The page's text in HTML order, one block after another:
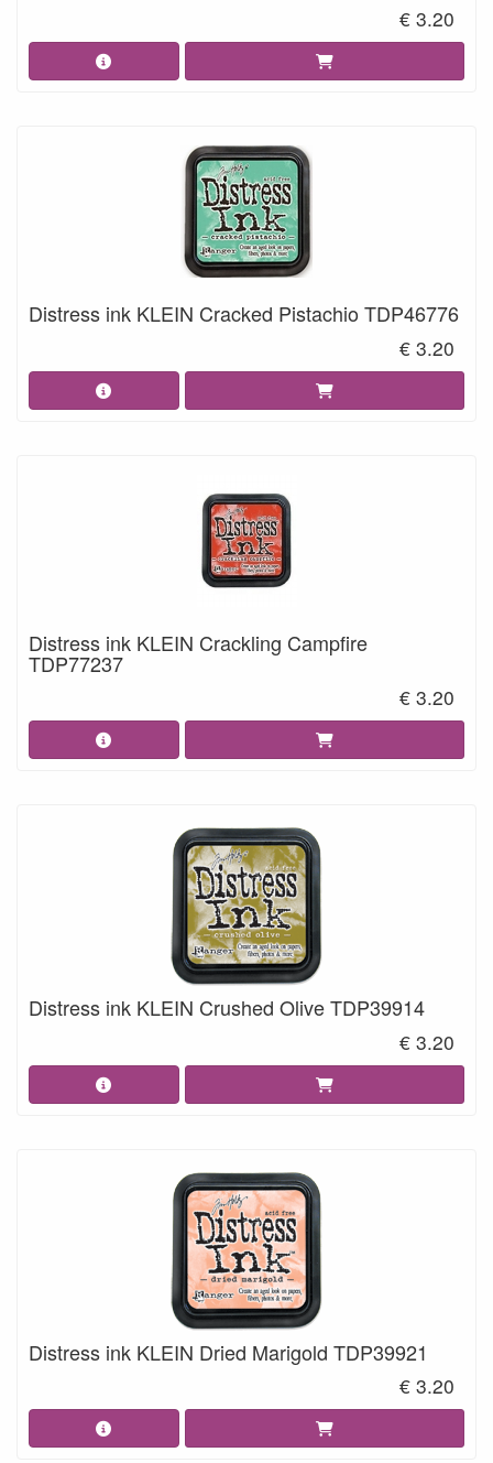
€ 3.20
Distress ink KLEIN Cracked Pistachio TDP46776
€ 3.20
Distress ink KLEIN Crackling Campfire
TDP77237
€ 3.20
Distress ink KLEIN Crushed Olive TDP39914
€ 3.20
Distress ink KLEIN Dried Marigold TDP39921
€ 3.20